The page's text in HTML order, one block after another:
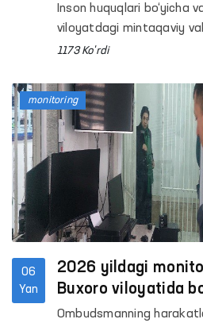
Inson huquqlari bo‘yicha
viloyatdagi mintaqaviy
huquqiy-ma’rifiy
1173 Ko'rdi
06
Yan
2026 yildagi
Buxoro viloyatida
Ombudsmanning
monitoring